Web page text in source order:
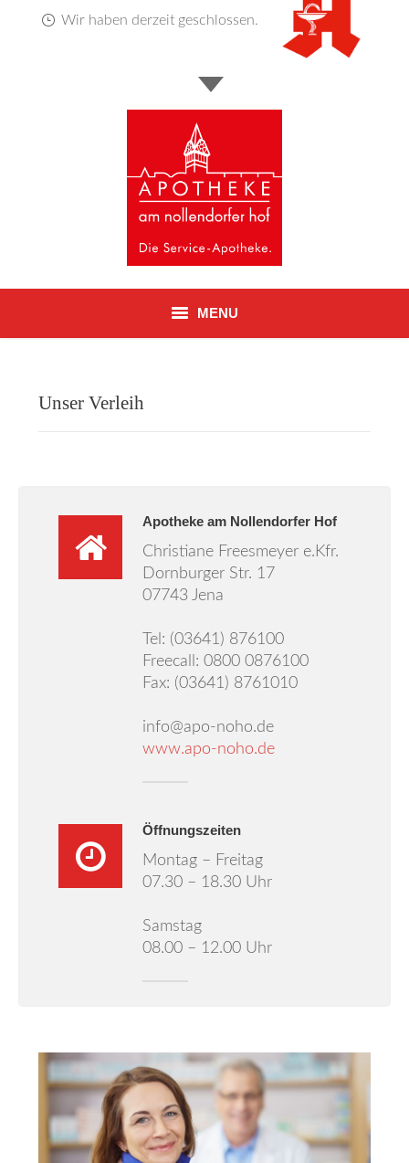
Wir haben derzeit geschlossen.
MENU
Gesundheitsnews
Notdienst
Jobs
Über uns
Unser Verleih
Apotheke am Nollendorfer Hof
Christiane Freesmeyer e.Kfr.
Dornburger Str. 17
07743 Jena
Tel: (03641) 876100
Freecall: 0800 0876100
Fax: (03641) 8761010
info@apo-noho.de
www.apo-noho.de
Öffnungszeiten
Montag – Freitag
07.30 – 18.30 Uhr
Samstag
08.00 – 12.00 Uhr